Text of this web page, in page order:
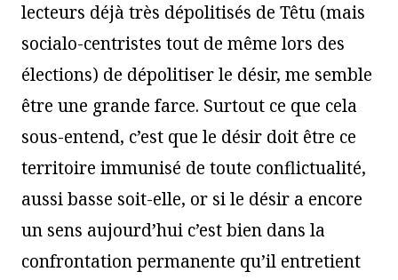
lecteurs déjà très dépolitisés de Têtu (mais
socialo-centristes tout de même lors des
élections) de dépolitiser le désir, me semble
être une grande farce. Surtout ce que cela
sous-entend, c’est que le désir doit être ce
territoire immunisé de toute conflictualité,
aussi basse soit-elle, or si le désir a encore
un sens aujourd’hui c’est bien dans la
confrontation permanente qu’il entretient